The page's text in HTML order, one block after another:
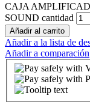
panel
panel
panel
CAJA
SOUND cantidad
Añadir al carrito
Añadir a la lista de
Añadir a comparación